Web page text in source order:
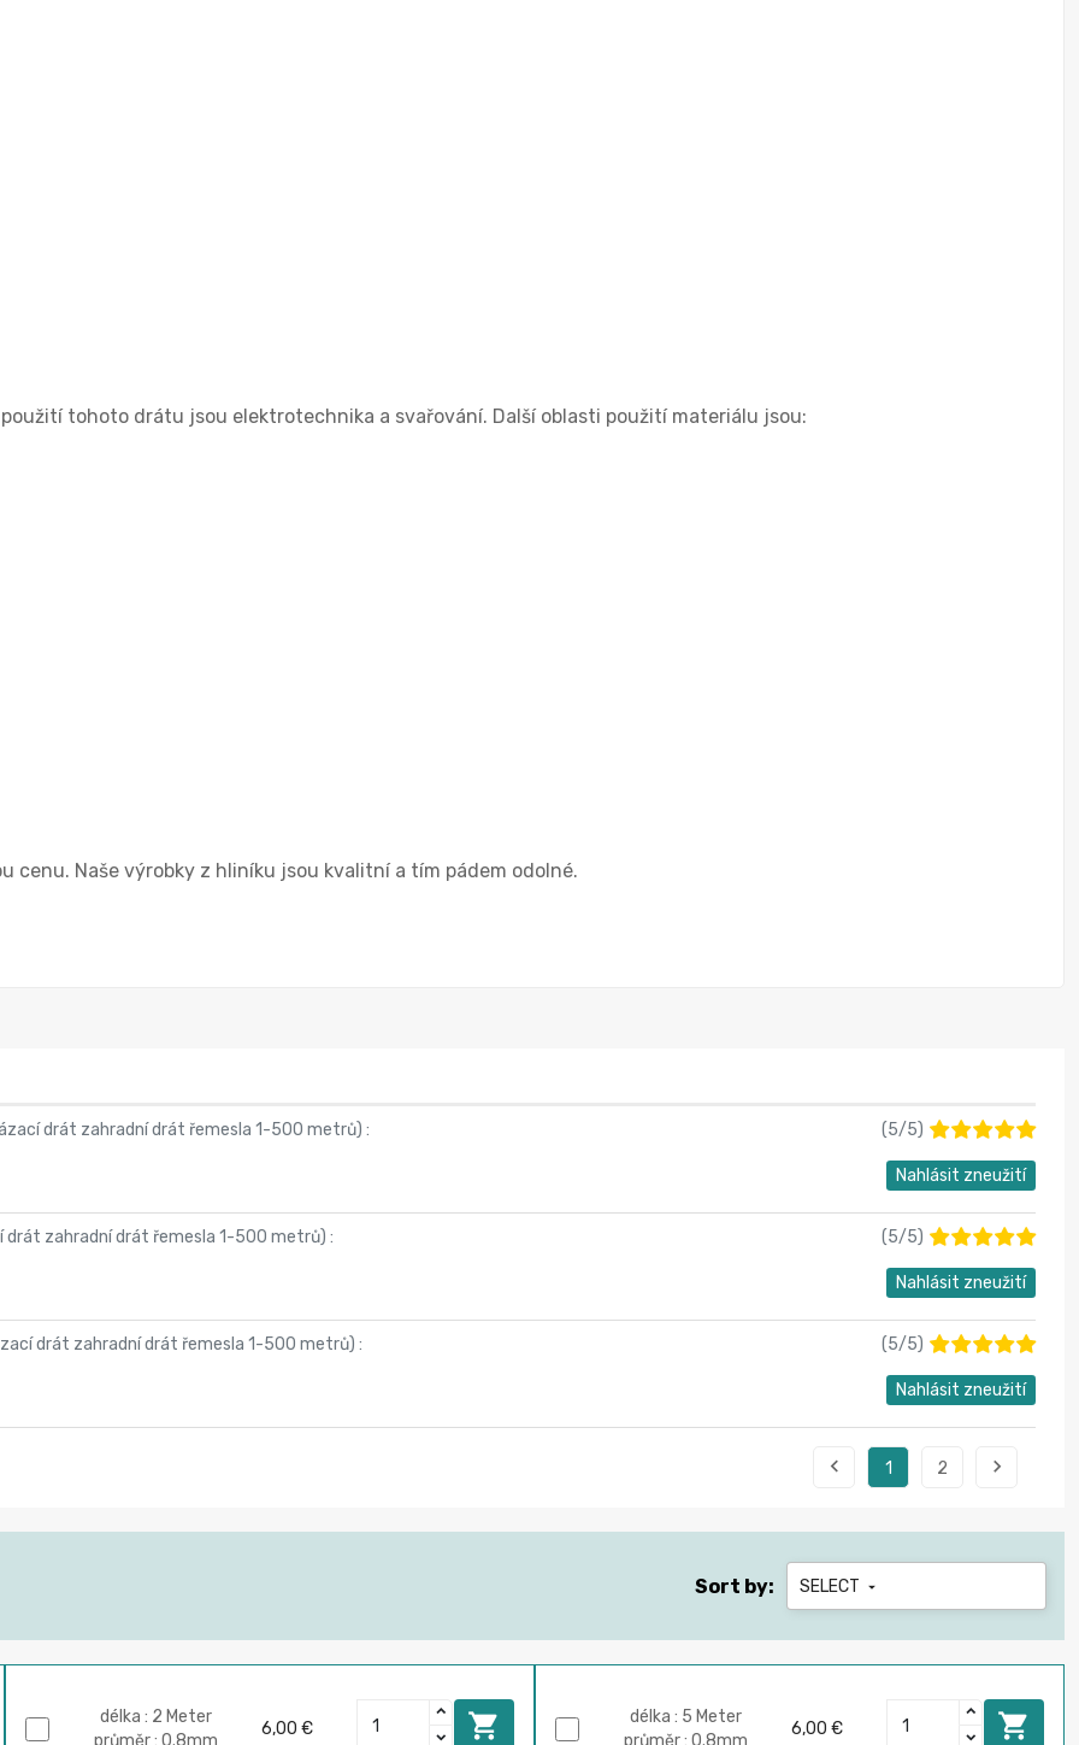
tohoto drátu jsou elektrotechnika a svařování. Další oblasti použití materiálu jsou:
cenu. Naše výrobky z hliníku jsou kvalitní a tím pádem odolné.
drát zahradní drát řemesla 1-500 metrů) : (5/5)
Nahlásit zneužití
drát zahradní drát řemesla 1-500 metrů) : (5/5)
Nahlásit zneužití
drát zahradní drát řemesla 1-500 metrů) : (5/5)
Nahlásit zneužití
 1 2 
Sort by: SELECT 
délka : 2 Meter
průměr : 0.8mm
6,00 € 
délka : 5 Meter
průměr : 0.8mm
6,00 € 